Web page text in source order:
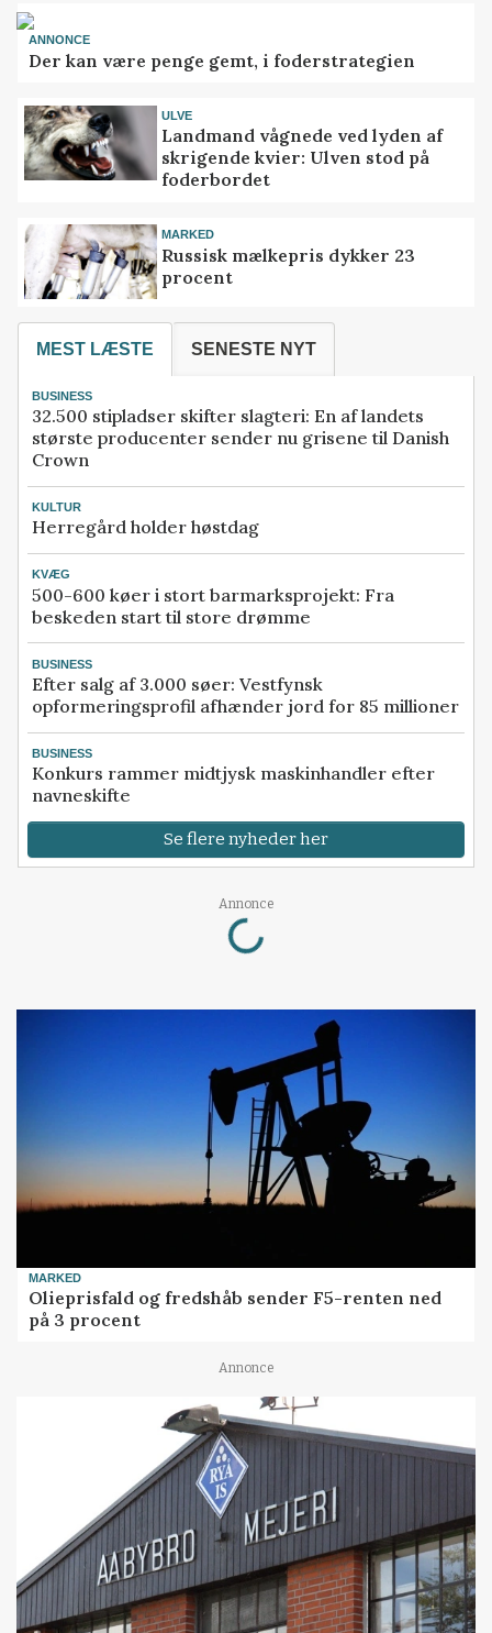
ANNONCE
Der kan være penge gemt, i foderstrategien
ULVE
Landmand vågnede ved lyden af
skrigende kvier: Ulven stod på
foderbordet
MARKED
Russisk mælkepris dykker 23
procent
MEST LÆSTE SENESTE NYT
BUSINESS
32.500 stipladser skifter slagteri: En af landets
største producenter sender nu grisene til Danish
Crown
KULTUR
Herregård holder høstdag
KVÆG
500-600 køer i stort barmarksprojekt: Fra
beskeden start til store drømme
BUSINESS
Efter salg af 3.000 søer: Vestfynsk
opformeringsprofil afhænder jord for 85 millioner
BUSINESS
Konkurs rammer midtjysk maskinhandler efter
navneskifte
Se flere nyheder her
Annonce
Loading...
MARKED
Olieprisfald og fredshåb sender F5-renten ned
på 3 procent
Annonce